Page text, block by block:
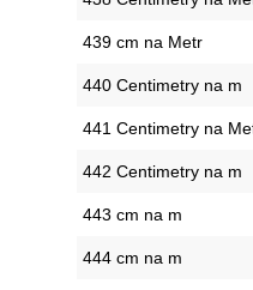
439 cm na Metr
440 Centimetry na m
441 Centimetry na
442 Centimetry na m
443 cm na m
444 cm na m